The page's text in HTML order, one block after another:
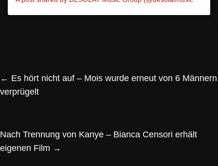
← Es hört nicht auf – Mois wurde erneut von 6 Männern
verprügelt
Nach Trennung von Kanye – Bianca Censori erhält
eigenen Film →